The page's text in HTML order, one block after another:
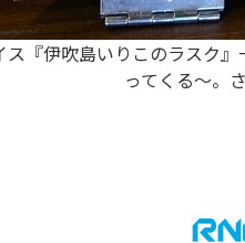
『伊吹島いりこのラスク
ってくる～。